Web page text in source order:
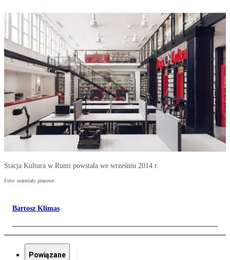
Stacja Kultura w Rumi powstała we wrześniu 2014 r.
Foto: materiały prasowe
Bartosz Klimas
Powiązane